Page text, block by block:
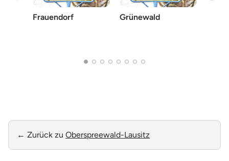
Frauendorf Grünewald
← Zurück zu Oberspreewald-Lausitz